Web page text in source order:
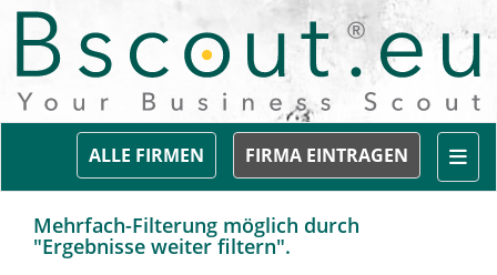
FIRMA EINTRAGEN
ALLE FIRMEN
Mehrfach-Filterung möglich durch
"Ergebnisse weiter filtern".